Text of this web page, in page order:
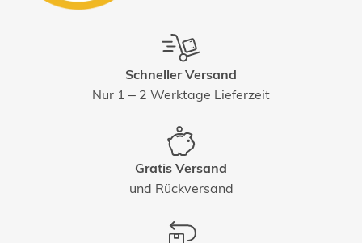
Schneller Versand
Nur 1 – 2 Werktage Lieferzeit
Gratis Versand
und Rückversand